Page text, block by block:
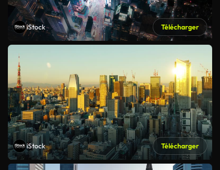
iStock Télécharger
iStock Télécharger